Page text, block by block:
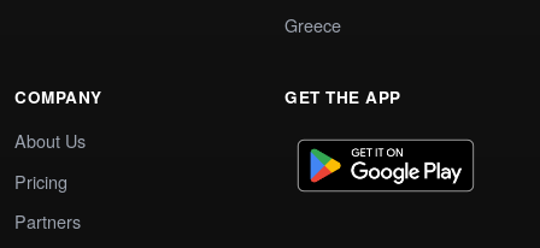
Greece
COMPANY
About Us
Pricing
Partners
GET THE APP